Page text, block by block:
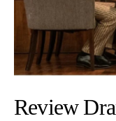
Review